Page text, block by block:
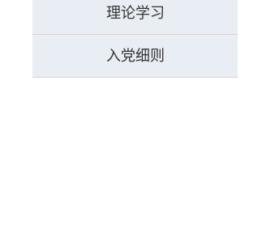
理论学习
入党细则